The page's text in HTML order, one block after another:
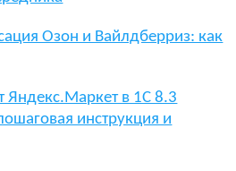
Озон и Вайлдберриз: как
Яндекс.Маркет в 1С 8.3
инструкция и